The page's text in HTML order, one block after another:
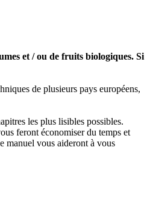
et / ou de fruits biologiques. Si
de plusieurs pays européens,
les plus lisibles possibles.
feront économiser du temps et
manuel vous aideront à vous